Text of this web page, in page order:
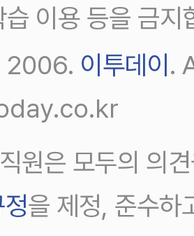
이용 등을 금지
이투데이.
원은 모두의 의
을 제정, 준수하